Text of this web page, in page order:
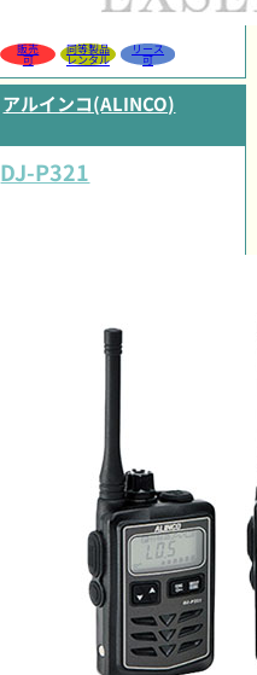
販売
可
同等製品
レンタル
リース
可
アルインコ(ALINCO)
DJ-P321